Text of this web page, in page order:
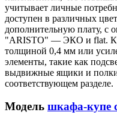
учитывает личные
доступен в различных
дополнительную плату,
"ARISTO" — ЭКО и flat.
толщиной 0,4 мм или
элементы, такие как
выдвижные ящики и
соответствующем разделе.
Модель шкафа-купе